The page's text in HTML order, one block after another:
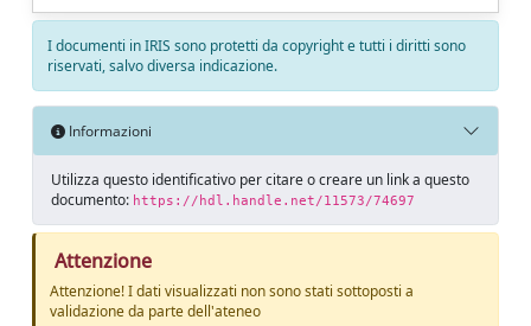
I documenti in IRIS sono protetti da copyright e tutti i diritti sono
riservati, salvo diversa indicazione.
Informazioni
Utilizza questo identificativo per citare o creare un link a questo
documento: https://hdl.handle.net/11573/74697
Attenzione
Attenzione! I dati visualizzati non sono stati sottoposti a
validazione da parte dell'ateneo